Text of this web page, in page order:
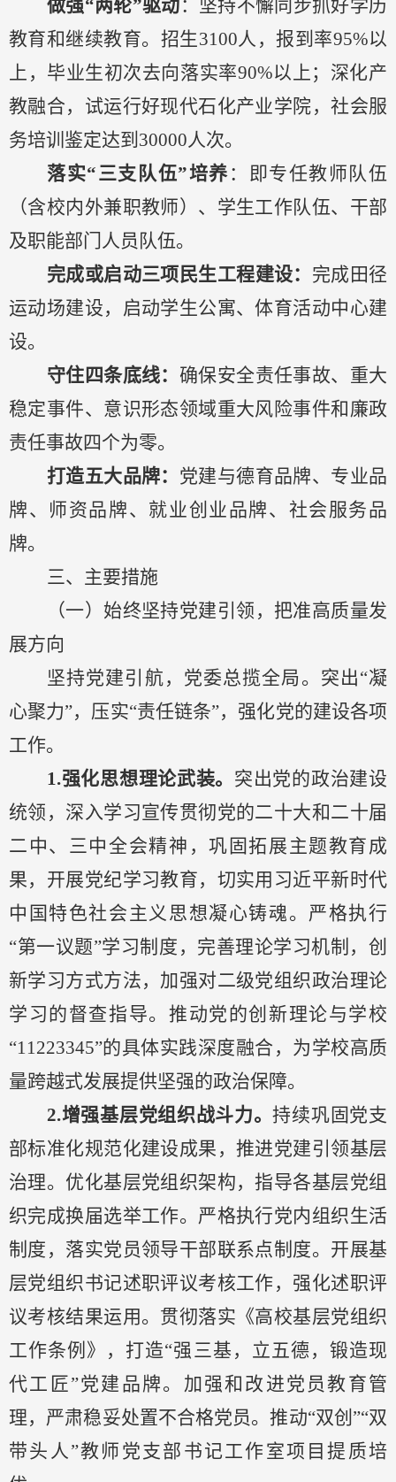
做强“两轮”驱动： 坚持不懈同步抓好学历
教育和继续教育。招生3100人，报到率95%以
上， 毕业生初次去向落实率90%以上 ； 深化产
教融合，试运行好现代石化产业学院，社会服
务培训鉴定达到 30000人次。
落实“三支队伍”培养： 即专任教师 队伍
（含校内外兼职教师） 、 学生工作队伍、 干部
及职能部门人员 队伍。
完成或启动三项民生工程建设： 完成田径
运动场建设，启动学生公寓、体育活动中心建
设。
守住四条底线： 确保安全责任事故、重大
稳定事件、意识形态领域重大风险事件和廉政
责任事故四个为零。
打造五大品牌： 党建与德育品牌、专业品
牌、师资品牌、就业创业品牌、社会服务品
牌。
三、主要措施
（一）始终坚持党建引领 ，把准高质量发
展方向
坚持党建引航，党委总揽全局。突出“凝
心聚力”，压实“责任链条”，强化党的建设各项
工作。
1.强化思想理论武装。 突出党的政治建设
统领，深入学习宣传贯彻党的二十大和二十届
二中、三中全会精神，巩固拓展主题教育成
果，开展党纪学习教育，切实用习近平新时代
中国特色社会主义思想凝心铸魂。严格执行
“第一议题”学习制度， 完善理论学习机制，创
新学习方式方法， 加强对二级党组织政治理论
学习的督查指导。推动党的创新理论与学校
“11223345”的具体实践深度融合，为学校高质
量跨越式发展提供坚强的政治保障。
2.增强基层党组织战斗力。持续巩固党支
部标准化规范化建设成果，推进党建引领基层
治理。优化基层党组织架构，指导各基层党组
织完成换届选举工作。严格执行党内组织生活
制度，落实党员领导干部联系点制度。开展基
层党组织书记述职评议考核工作，强化述职评
议考核结果运用。贯彻落实《高校基层党组织
工作条例》，打造“强三基，立五德，锻造现
代工匠”党建品牌。加强和改进党员教育管
理，严肃稳妥处置不合格党员。推动“双创”“双
带头人”教师党支部书记工作室项目提质培